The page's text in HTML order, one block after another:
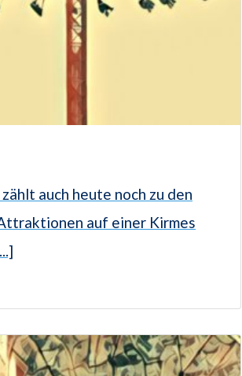
auch heute noch zu den
auf einer Kirmes